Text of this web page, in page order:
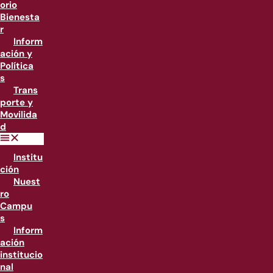
orio
Bienesta
r
Inform
ación y
Política
s
Trans
porte y
Movilida
d
Institu
ción
Nuest
ro
Campu
s
Inform
ación
institucio
nal